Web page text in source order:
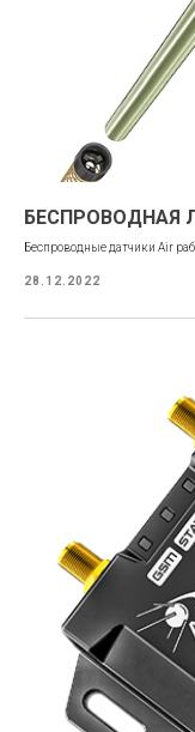
БЕСПРОВОДНАЯ
Беспроводные датчики Air
28.12.2022